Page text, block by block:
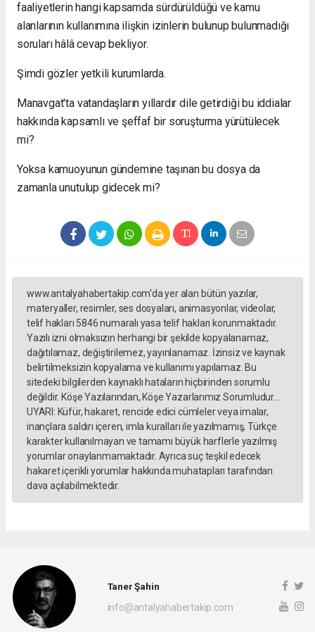
faaliyetlerin hangi kapsamda sürdürüldüğü ve kamu
alanlarının kullanımına ilişkin izinlerin bulunup bulunmadığı
soruları hâlâ cevap bekliyor.
Şimdi gözler yetkili kurumlarda.
Manavgat'ta vatandaşların yıllardır dile getirdiği bu iddialar
hakkında kapsamlı ve şeffaf bir soruşturma yürütülecek
mi?
Yoksa kamuoyunun gündemine taşınan bu dosya da
zamanla unutulup gidecek mi?
www.antalyahabertakip.com'da yer alan bütün yazılar,
materyaller, resimler, ses dosyaları, animasyonlar, videolar,
telif hakları 5846 numaralı yasa telif hakları korunmaktadır.
Yazılı izni olmaksızın herhangi bir şekilde kopyalanamaz,
dağıtılamaz, değiştirilemez, yayınlanamaz. İzinsiz ve kaynak
belirtilmeksizin kopyalama ve kullanımı yapılamaz. Bu
sitedeki bilgilerden kaynaklı hataların hiçbirinden sorumlu
değildir. Köşe Yazılarından, Köşe Yazarlarımız Sorumludur...
UYARI: Küfür, hakaret, rencide edici cümleler veya imalar,
inançlara saldırı içeren, imla kuralları ile yazılmamış, Türkçe
karakter kullanılmayan ve tamamı büyük harflerle yazılmış
yorumlar onaylanmamaktadır. Ayrıca suç teşkil edecek
hakaret içerikli yorumlar hakkında muhatapları tarafından
dava açılabilmektedir.
Taner Şahin
info@antalyahabertakip.com